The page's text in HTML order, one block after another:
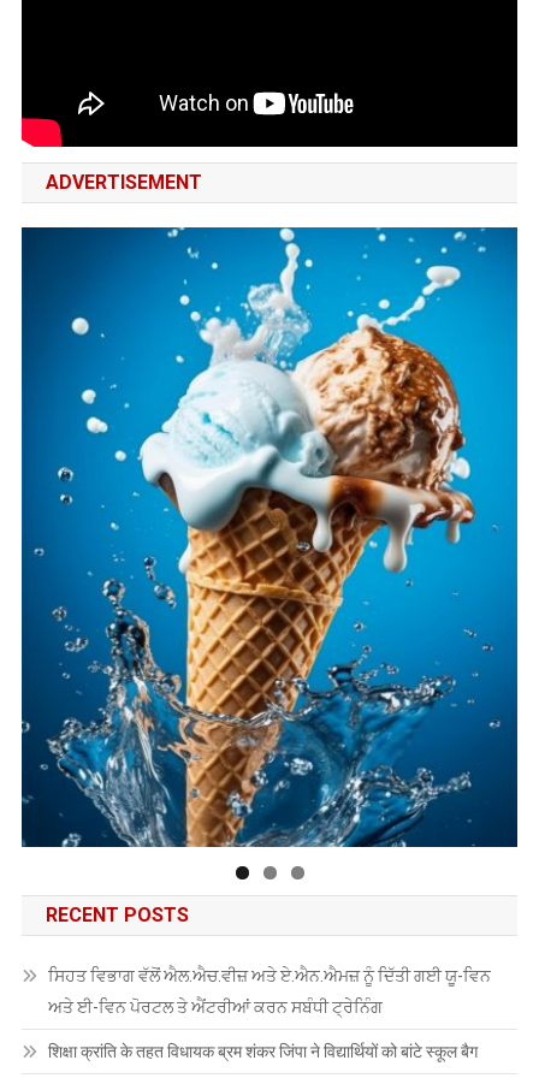
ADVERTISEMENT
RECENT POSTS
ਸਿਹਤ ਵਿਭਾਗ ਵੱਲੋਂ ਐਲ.ਐਚ.ਵੀਜ਼ ਅਤੇ ਏ.ਐਨ.ਐਮਜ਼ ਨੂੰ ਦਿੱਤੀ ਗਈ ਯੂ-ਵਿਨ
ਅਤੇ ਈ-ਵਿਨ ਪੋਰਟਲ ਤੇ ਐਂਟਰੀਆਂ ਕਰਨ ਸਬੰਧੀ ਟ੍ਰੇਨਿੰਗ
शिक्षा क्रांति के तहत विधायक ब्रम शंकर जिंपा ने विद्यार्थियों को बांटे स्कूल बैग